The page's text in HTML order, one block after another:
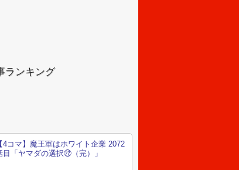
ランキング
【4コマ】魔王軍はホワイト企業 2072
目「ヤマダの選択㉒（完）」